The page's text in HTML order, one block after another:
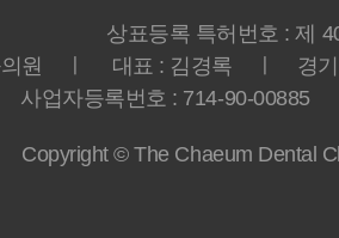
상표등록 특허번호 : 제
의원 ㅣ 대표 : 김경록 ㅣ 경기
사업자등록번호 : 714-90-00885
Copyright © The Chaeum Dental